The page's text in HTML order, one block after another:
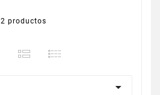
2 productos
